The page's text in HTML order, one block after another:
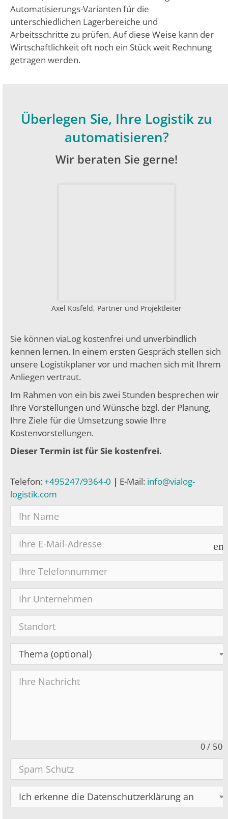
Automatisierungs-Varianten für die
unterschiedlichen Lagerbereiche und
Arbeitsschritte zu prüfen. Auf diese Weise kann der
Wirtschaftlichkeit oft noch ein Stück weit Rechnung
getragen werden.
Überlegen Sie, Ihre Logistik zu
automatisieren?
Wir beraten Sie gerne!
Axel Kosfeld, Partner und Projektleiter
Sie können viaLog kostenfrei und unverbindlich
kennen lernen. In einem ersten Gespräch stellen sich
unsere Logistikplaner vor und machen sich mit Ihrem
Anliegen vertraut.
Im Rahmen von ein bis zwei Stunden besprechen wir
Ihre Vorstellungen und Wünsche bzgl. der Planung,
Ihre Ziele für die Umsetzung sowie Ihre
Kostenvorstellungen.
Dieser Termin ist für Sie kostenfrei.
Telefon: +495247/9364-0 | E-Mail: info@vialog-
logistik.com
0/